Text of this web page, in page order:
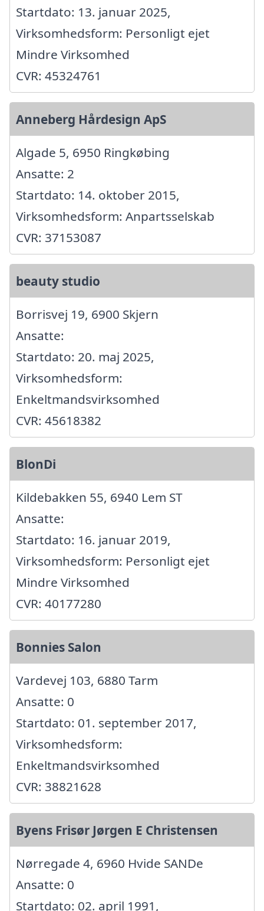
Startdato: 13. januar 2025,
Virksomhedsform: Personligt ejet
Mindre Virksomhed
CVR: 45324761
Anneberg Hårdesign ApS
Algade 5, 6950 Ringkøbing
Ansatte: 2
Startdato: 14. oktober 2015,
Virksomhedsform: Anpartsselskab
CVR: 37153087
beauty studio
Borrisvej 19, 6900 Skjern
Ansatte:
Startdato: 20. maj 2025,
Virksomhedsform:
Enkeltmandsvirksomhed
CVR: 45618382
BlonDi
Kildebakken 55, 6940 Lem ST
Ansatte:
Startdato: 16. januar 2019,
Virksomhedsform: Personligt ejet
Mindre Virksomhed
CVR: 40177280
Bonnies Salon
Vardevej 103, 6880 Tarm
Ansatte: 0
Startdato: 01. september 2017,
Virksomhedsform:
Enkeltmandsvirksomhed
CVR: 38821628
Byens Frisør Jørgen E Christensen
Nørregade 4, 6960 Hvide SANDe
Ansatte: 0
Startdato: 02. april 1991,